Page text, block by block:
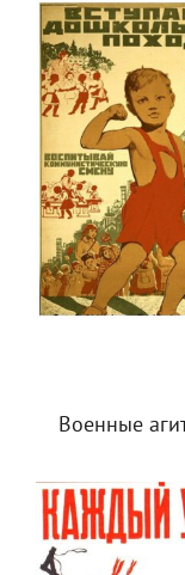
Военные